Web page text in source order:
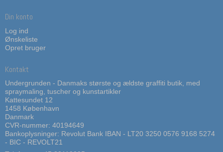
Din konto
Log ind
Ønskeliste
Opret bruger
Kontakt
Undergrunden - Danmaks største og ældste graffiti butik, med
spraymaling, tuscher og kunstartikler
Kattesundet 12
1458 København
Danmark
CVR-nummer: 40194649
Bankoplysninger: Revolut Bank IBAN - LT20 3250 0576 9168 5274
- BIC - REVOLT21